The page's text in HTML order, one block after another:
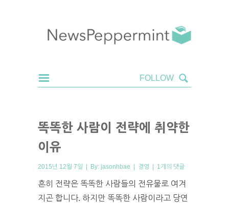
똑똑한 사람이 전략에 취약한
이유
2015년 12월 7일 | By: jasonhbae | 경영 | 1개의 댓글
흔히 전략은 똑똑한 사람들의 전유물로 여겨
지곤 합니다. 하지만 똑똑한 사람이라고 당연